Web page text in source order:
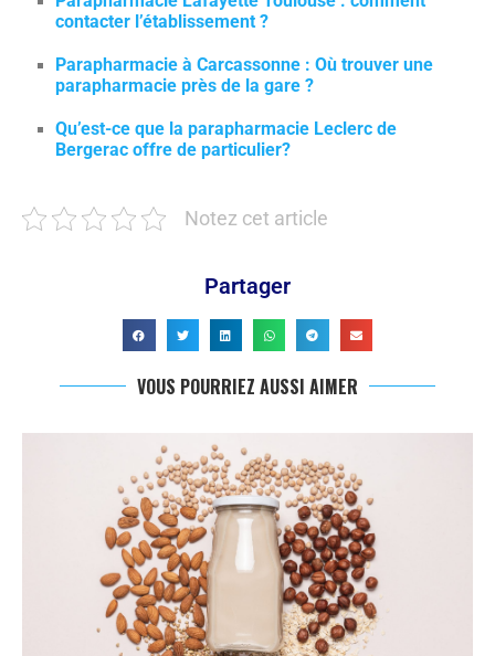
contacter l’établissement ?
Parapharmacie à Carcassonne : Où trouver une
parapharmacie près de la gare ?
Qu’est-ce que la parapharmacie Leclerc de
Bergerac offre de particulier?
Notez cet article
Partager
VOUS POURRIEZ AUSSI AIMER